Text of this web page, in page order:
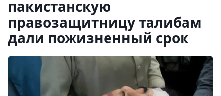
пакистанскую
правозащитницу талибам
дали пожизненный срок